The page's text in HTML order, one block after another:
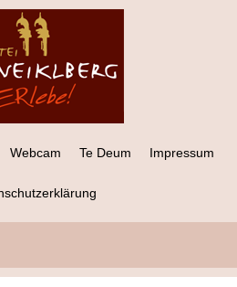
Webcam Te Deum Impressum